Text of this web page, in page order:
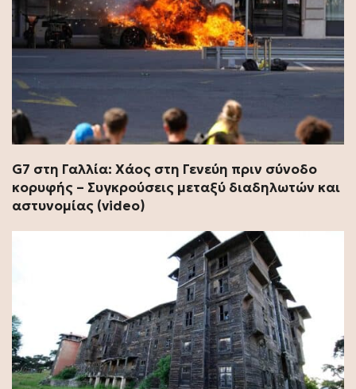
G7 στη Γαλλία: Χάος στη Γενεύη πριν σύνοδο
κορυφής – Συγκρούσεις μεταξύ διαδηλωτών και
αστυνομίας (video)